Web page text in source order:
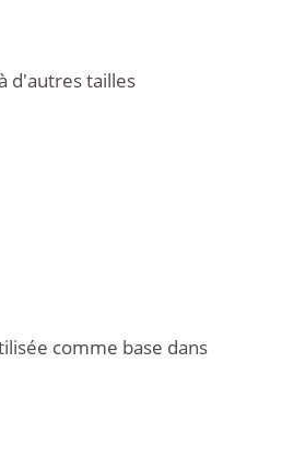
d'autres tailles
comme base dans